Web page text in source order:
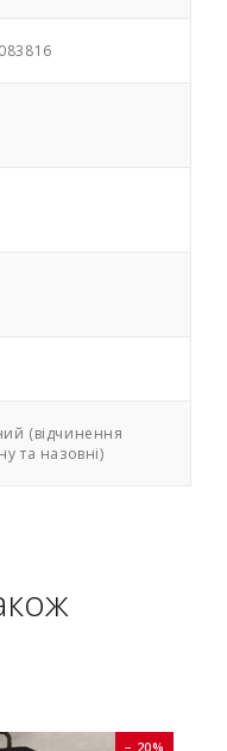
(відчинення
та назовні)
− 20%